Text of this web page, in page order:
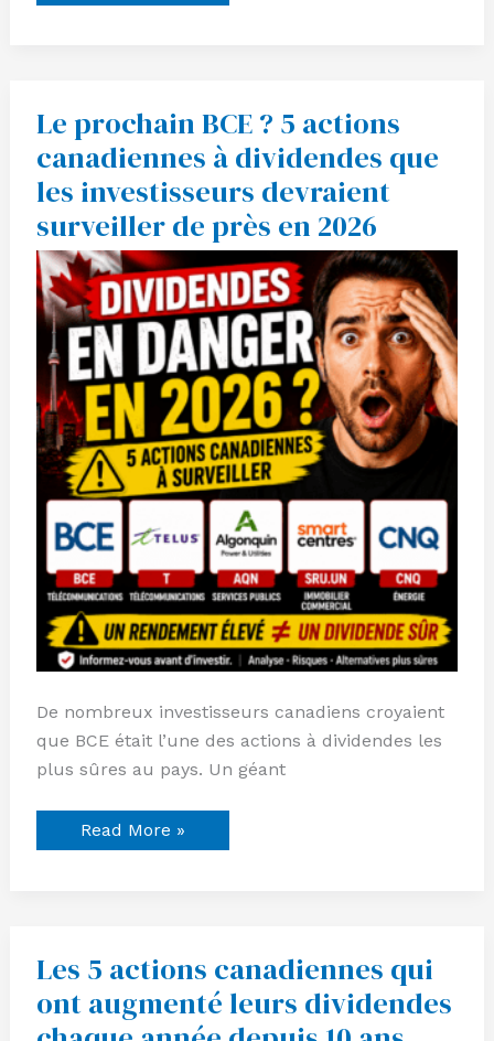
Le prochain BCE ? 5 actions
canadiennes à dividendes que
les investisseurs devraient
surveiller de près en 2026
De nombreux investisseurs canadiens croyaient
que BCE était l’une des actions à dividendes les
plus sûres au pays. Un géant
Le
prochain
BCE
?
5
actions
canadiennes
à
dividendes
que
les
investisseurs
devraient
surveiller
de
près
en
2026
Read More »
Les 5 actions canadiennes qui
ont augmenté leurs dividendes
Les
5
actions
canadiennes
qui